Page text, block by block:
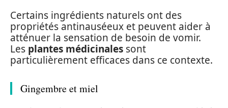
Certains ingrédients naturels ont des
propriétés antinauséeux et peuvent aider à
atténuer la sensation de besoin de vomir.
Les plantes médicinales sont
particulièrement efficaces dans ce contexte.
Gingembre et miel